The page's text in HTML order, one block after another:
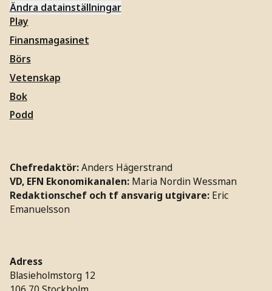
Ändra datainställningar
Play
Finansmagasinet
Börs
Vetenskap
Bok
Podd
Chefredaktör:Anders Hägerstrand
VD, EFN Ekonomikanalen: Maria Nordin Wessman
Redaktionschef och tf ansvarig utgivare: Eric
Emanuelsson
Adress
Blasieholmstorg 12